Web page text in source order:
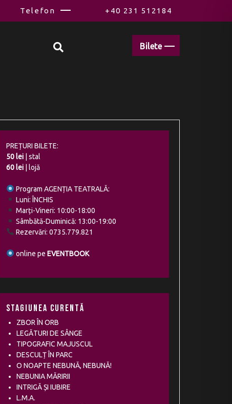
Telefon +40 231 512184
Bilete
PREȚURI BILETE:
50 lei
| stal
60 lei
| lojă
Program AGENȚIA TEATRALĂ:
Luni: ÎNCHIS
Marți-Vineri: 10:00-18:00
Sâmbătă-Duminică: 13:00-19:00
Rezervări: 0735.779.821
online pe EVENTBOOK
Stagiunea curentă
ZBOR ÎN ORB
LEGĂTURI DE SÂNGE
TIPOGRAFIC MAJUSCUL
DESCULȚ ÎN PARC
O NOAPTE NEBUNĂ, NEBUNĂ!
NEBUNIA MĂRIRII
INTRIGĂ ȘI IUBIRE
L.M.A.